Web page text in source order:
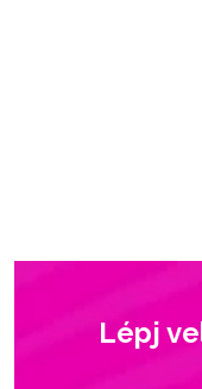
Lépj